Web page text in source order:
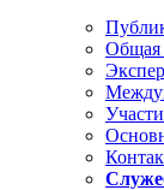
Общая